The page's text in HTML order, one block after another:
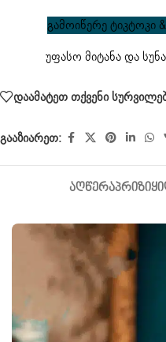
გამოიწერე ტიკტოკი
უფასო მიტანა და
დაამატეთ თქვენი
გააზიარეთ:
ᲐᲦᲬᲔᲠᲐᲞᲠᲘᲖᲘ